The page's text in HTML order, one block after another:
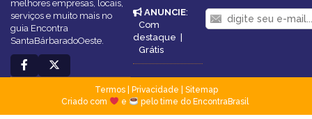
melhores empresas, locais,
serviços e muito mais no
guia Encontra
SantaBárbaradoOeste.
ANUNCIE:
Com
destaque |
Grátis
Termos| Privacidade
Sitemap
Criado com
e pelo time do EncontraBrasil